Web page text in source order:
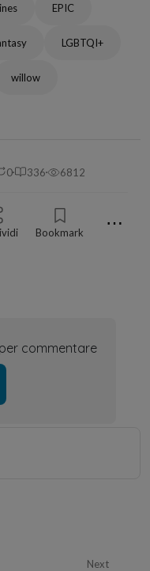
EPIC
LGBTQI+
willow
0 336 6812
Bookmark ⋯
commentare
Next